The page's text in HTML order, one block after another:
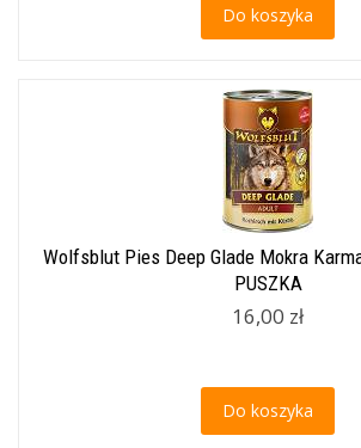
Do koszyka
Wolfsblut Pies Deep Glade Mokra
PUSZKA
16,00 zł
Do koszyka